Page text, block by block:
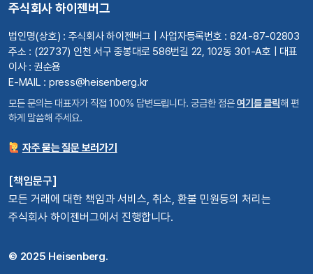
주식회사 하이젠버그
법인명(상호) : 주식회사 하이젠버그 | 사업자등록번호 : 824-87-02803
주소 : (22737) 인천 서구 중봉대로 586번길 22, 102동 301-A호 | 대표
이사 : 권순용
E-MAIL : press@heisenberg.kr
모든 문의는 대표자가 직접 100% 답변드립니다. 궁금한 점은여기를 클릭해 편
하게 말씀해 주세요.
자주 묻는 질문 보러가기
[책임문구]
모든 거래에 대한 책임과 서비스, 취소, 환불 민원등의 처리는
주식회사 하이젠버그에서 진행합니다.
© 2025 Heisenberg.